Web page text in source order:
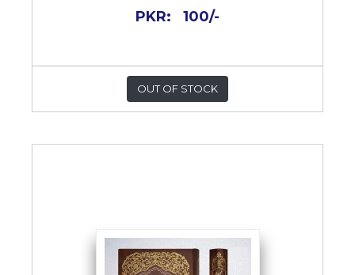
PKR: 100/-
OUT OF STOCK